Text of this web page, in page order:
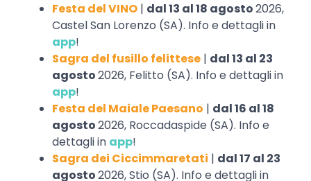
Festa del VINO | dal 13 al 18 agosto2026,
Castel San Lorenzo (SA). Info e dettagli in
app!
Sagra del fusillo felittese | dal 13 al 23
agosto2026, Felitto (SA). Info e dettagli in
app!
Festa del Maiale Paesano | dal 16 al 18
agosto2026, Roccadaspide (SA). Info e
dettagli in app!
Sagra dei Ciccimmaretati | dal 17 al 23
agosto2026, Stio (SA). Info e dettagli in